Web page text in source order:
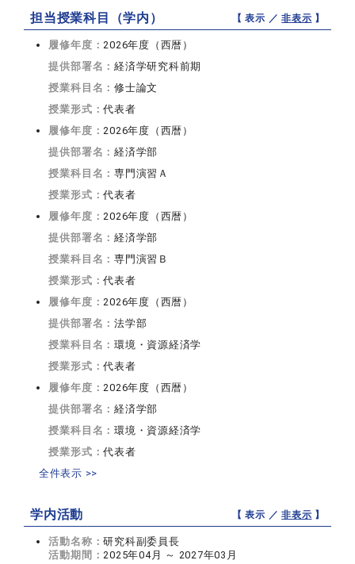
担当授業科目（学内） 【 表示 ／非表示 】
履修年度：2026年度（西暦）
提供部署名：経済学研究科前期
授業科目名：修士論文
授業形式：代表者
履修年度：2026年度（西暦）
提供部署名：経済学部
授業科目名：専門演習Ａ
授業形式：代表者
履修年度：2026年度（西暦）
提供部署名：経済学部
授業科目名：専門演習Ｂ
授業形式：代表者
履修年度：2026年度（西暦）
提供部署名：法学部
授業科目名：環境・資源経済学
授業形式：代表者
履修年度：2026年度（西暦）
提供部署名：経済学部
授業科目名：環境・資源経済学
授業形式：代表者
全件表示 >>
学内活動 【 表示 ／非表示 】
活動名称：研究科副委員長
活動期間：2025年04月 ～ 2027年03月